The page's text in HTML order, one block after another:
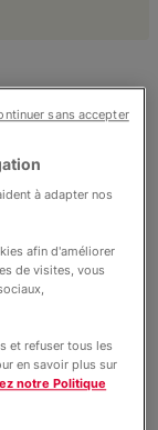
des
à la fois
de
la
parcours
à adapter nos
afin d'améliorer
de visites, vous
et refuser tous les
en savoir plus sur
notre Politique
sans accepter